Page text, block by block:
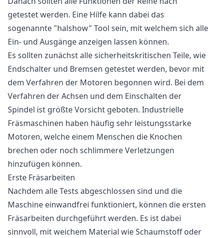
getestet werden. Eine Hilfe kann dabei das
sogenannte "halshow" Tool sein, mit welchem sich alle
Ein- und Ausgänge anzeigen lassen können.
Es sollten zunächst alle sicherheitskritischen Teile, wie
Endschalter und Bremsen getestet werden, bevor mit
dem Verfahren der Motoren begonnen wird. Bei dem
Verfahren der Achsen und dem Einschalten der
Spindel ist größte Vorsicht geboten. Industrielle
Fräsmaschinen haben häufig sehr leistungsstarke
Motoren, welche einem Menschen die Knochen
brechen oder noch schlimmere Verletzungen
hinzufügen können.
Erste Fräsarbeiten
Nachdem alle Tests abgeschlossen sind und die
Maschine einwandfrei funktioniert, können die ersten
Fräsarbeiten durchgeführt werden. Es ist dabei
sinnvoll, mit weichem Material wie Schaumstoff oder